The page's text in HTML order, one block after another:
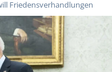
Friedensverhandlungen